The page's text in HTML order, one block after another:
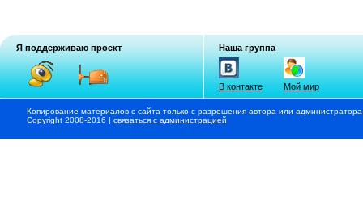
Я поддерживаю проект Наша группа
В контакте Мой мир
Копирование материалов с сайта только с разрешения автора или
Copyright 2008-2016 | связаться с администрацией